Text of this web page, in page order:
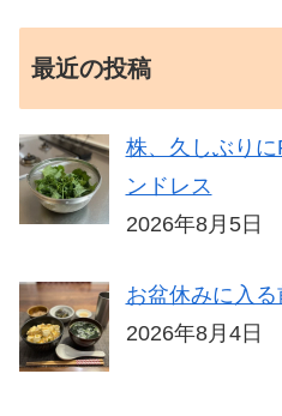
最近の投稿
株、久しぶり
ンドレス
2026年8月5日
お盆休みに入
2026年8月4日